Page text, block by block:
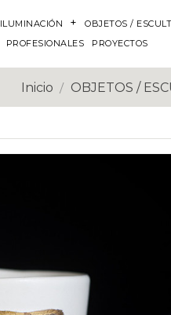
ILUMINACIÓN OBJETOS /
PROFESIONALES PROYECTOS
Inicio OBJETOS /